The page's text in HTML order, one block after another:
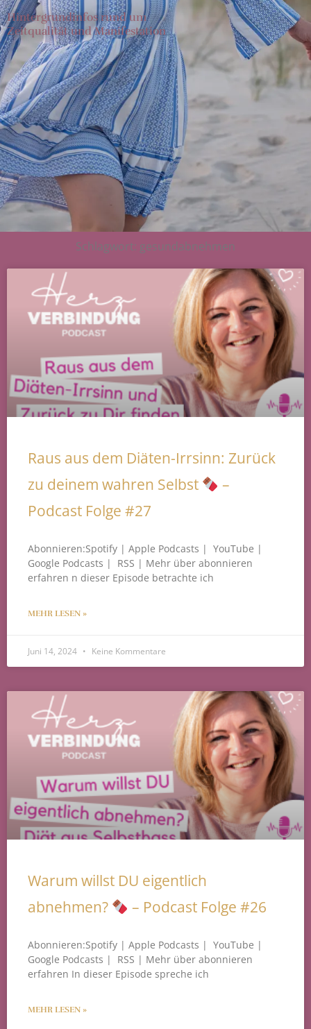
Hintergrundinfos rund um
Zeitqualität und Manifestation
Schlagwort: gesundabnehmen
Raus aus dem Diäten-Irrsinn: Zurück
zu deinem wahren Selbst
–
Podcast Folge #27
Abonnieren:Spotify | Apple Podcasts | YouTube |
Google Podcasts | RSS | Mehr über abonnieren
erfahren n dieser Episode betrachte ich
MEHR LESEN »
Juni 14, 2024 Keine Kommentare
Warum willst DU eigentlich
abnehmen?
– Podcast Folge #26
Abonnieren:Spotify | Apple Podcasts | YouTube |
Google Podcasts | RSS | Mehr über abonnieren
erfahren In dieser Episode spreche ich
MEHR LESEN »
SeiteSeiteSeite